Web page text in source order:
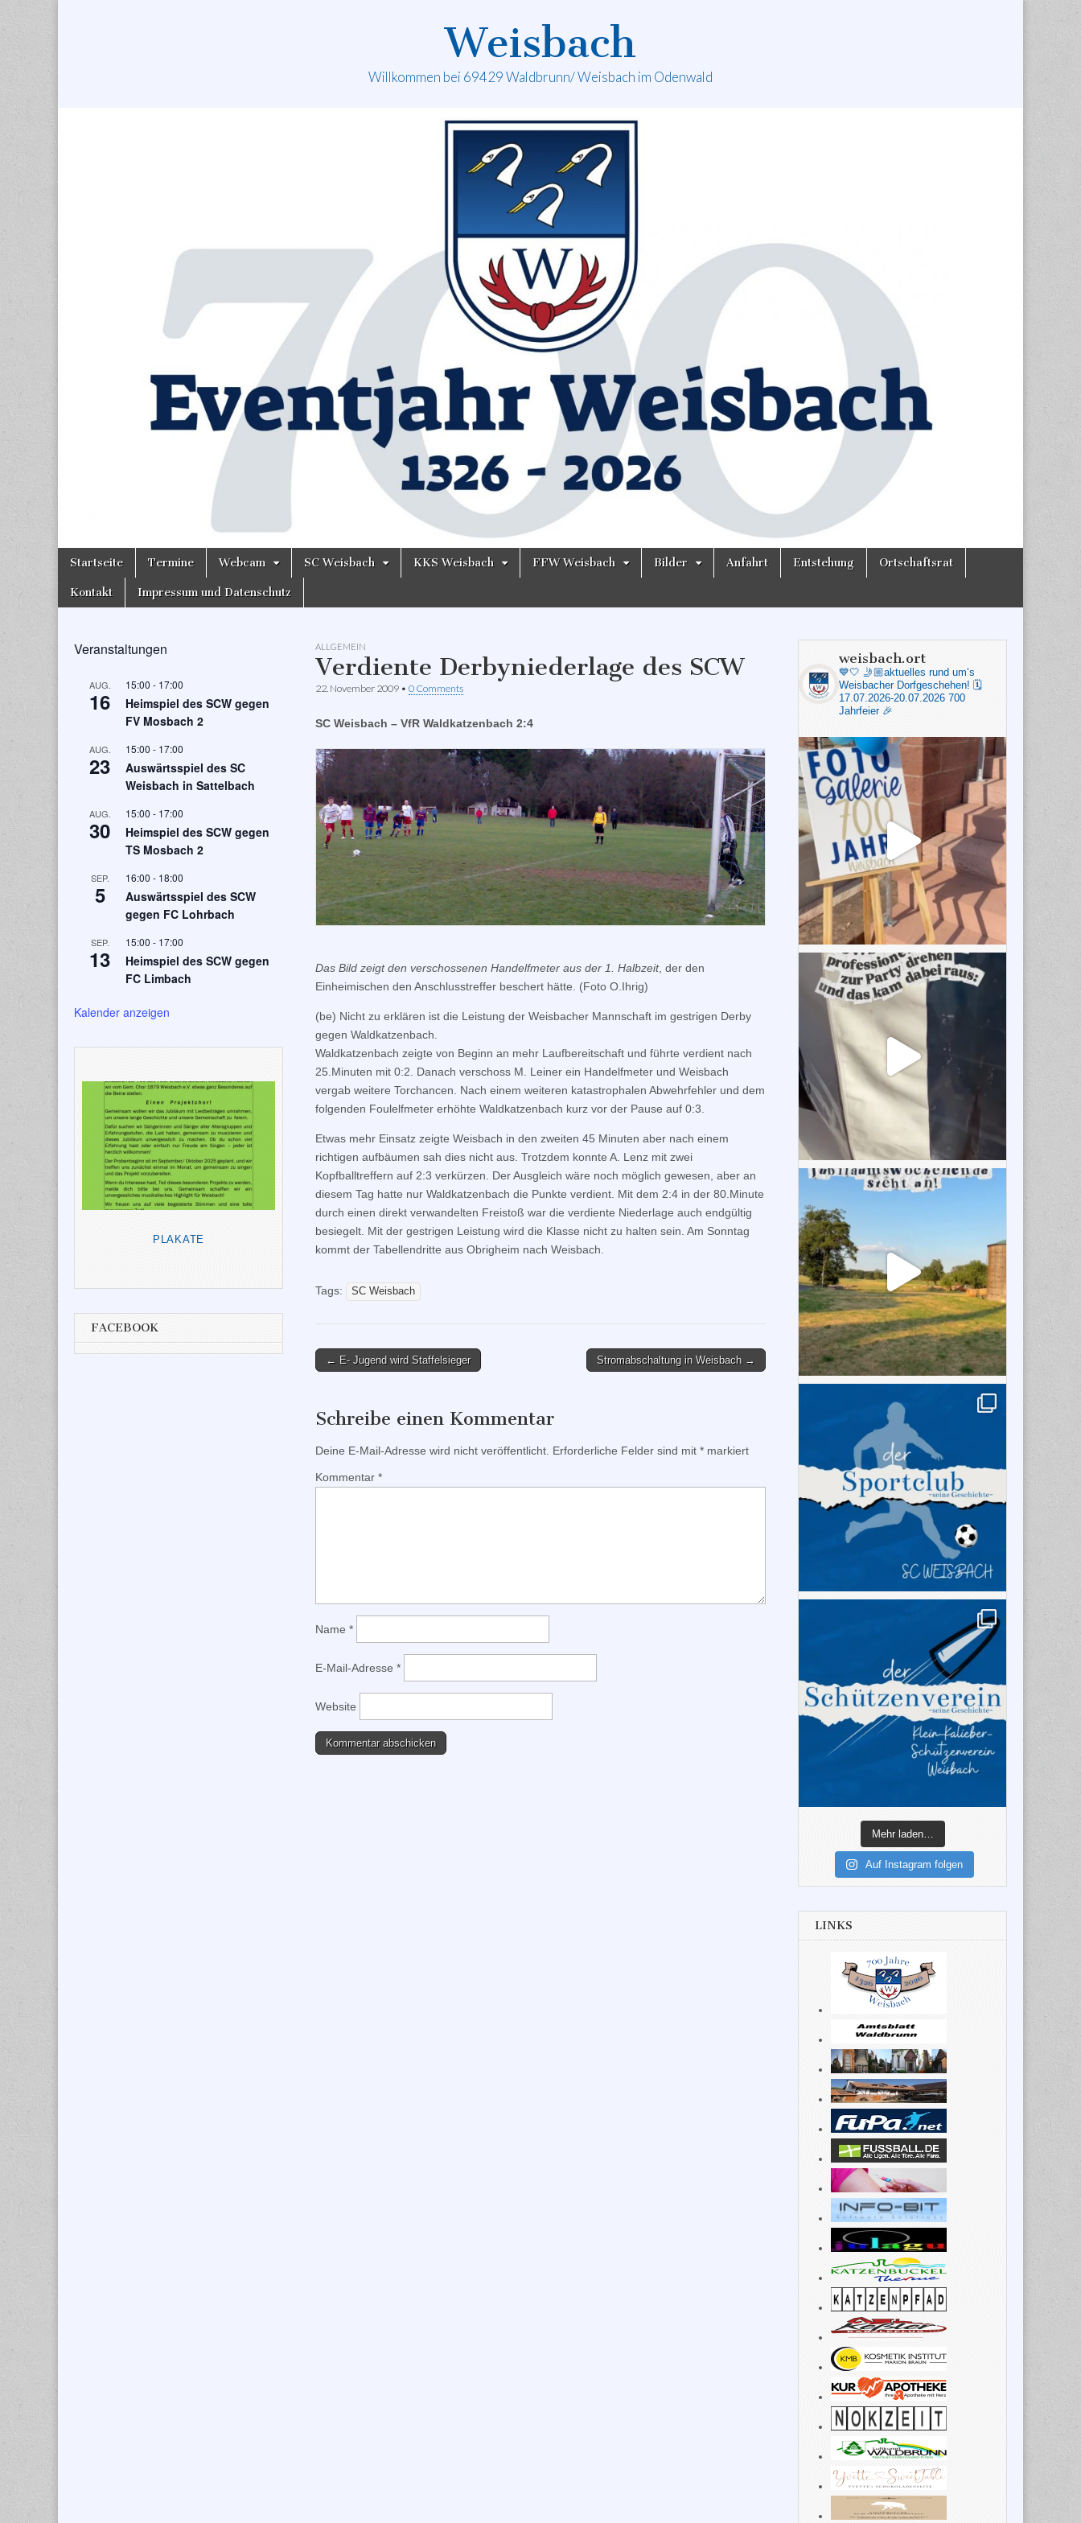
Weisbach
Willkommen bei 69429 Waldbrunn/ Weisbach im Odenwald
Main
Skip
content
Startseite Termine Webcam SC Weisbach KKS Weisbach FFW Weisbach Bilder Anfahrt Entstehung Ortschaftsrat
Kontakt Impressum und Datenschutz
ALLGEMEIN
Verdiente Derbyniederlage des SCW
22. November 2009 • 0 Comments
SC Weisbach – VfR Waldkatzenbach 2:4
Das Bild zeigt den verschossenen Handelfmeter aus der 1. Halbzeit, der den
Einheimischen den Anschlusstreffer beschert hätte. (Foto O.Ihrig)
(be) Nicht zu erklären ist die Leistung der Weisbacher Mannschaft im gestrigen Derby
gegen Waldkatzenbach.
Waldkatzenbach zeigte von Beginn an mehr Laufbereitschaft und führte verdient nach
25.Minuten mit 0:2. Danach verschoss M. Leiner ein Handelfmeter und Weisbach
vergab weitere Torchancen. Nach einem weiteren katastrophalen Abwehrfehler und dem
folgenden Foulelfmeter erhöhte Waldkatzenbach kurz vor der Pause auf 0:3.
Etwas mehr Einsatz zeigte Weisbach in den zweiten 45 Minuten aber nach einem
richtigen aufbäumen sah dies nicht aus. Trotzdem konnte A. Lenz mit zwei
Kopfballtreffern auf 2:3 verkürzen. Der Ausgleich wäre noch möglich gewesen, aber an
diesem Tag hatte nur Waldkatzenbach die Punkte verdient. Mit dem 2:4 in der 80.Minute
durch einen direkt verwandelten Freistoß war die verdiente Niederlage auch endgültig
besiegelt. Mit der gestrigen Leistung wird die Klasse nicht zu halten sein. Am Sonntag
kommt der Tabellendritte aus Obrigheim nach Weisbach.
Tags: SC Weisbach
Post
← E- Jugend wird Staffelsieger Stromabschaltung in Weisbach →
Schreibe einen Kommentar
Deine E-Mail-Adresse wird nicht veröffentlicht. Erforderliche Felder sind mit * markiert
Kommentar *
Name *
E-Mail-Adresse *
Website
Veranstaltungen
AUG.
16
15:00 - 17:00
Heimspiel des SCW gegen
FV Mosbach 2
AUG.
23
15:00 - 17:00
Auswärtsspiel des SC
Weisbach in Sattelbach
AUG.
30
15:00 - 17:00
Heimspiel des SCW gegen
TS Mosbach 2
SEP.
5
16:00 - 18:00
Auswärtsspiel des SCW
gegen FC Lohrbach
SEP.
13
15:00 - 17:00
Heimspiel des SCW gegen
FC Limbach
Kalender anzeigen
PLAKATE
FACEBOOK
weisbach.ort
💙🤍 🤳🏼aktuelles rund um‘s
Weisbacher Dorfgeschehen! 🗓️
17.07.2026-20.07.2026 700
Jahrfeier 🎉
Mehr laden…
Auf Instagram folgen
LINKS